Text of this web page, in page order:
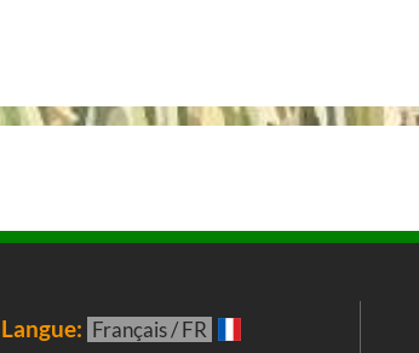
Langue: Français / FR